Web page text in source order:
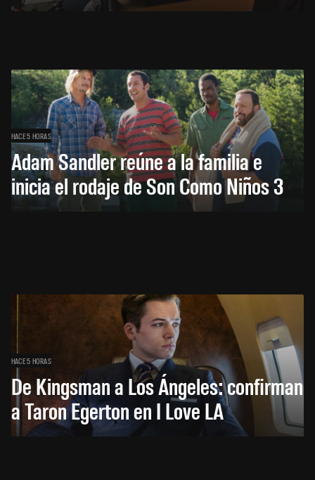
HACE 5 HORAS
Adam Sandler reúne a la familia e
inicia el rodaje de Son Como Niños 3
HACE 5 HORAS
De Kingsman a Los Ángeles: confirman
a Taron Egerton en I Love LA